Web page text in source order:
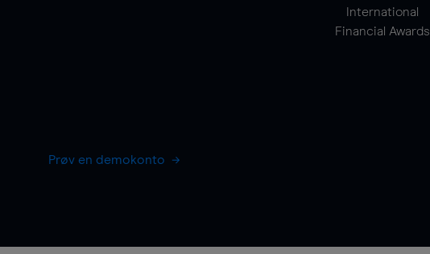
International
Financial Awards
Prøv en demokonto